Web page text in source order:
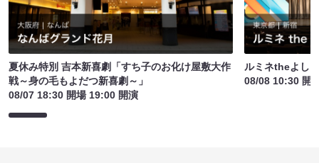
夏休み特別 吉本新喜劇「すち子のお化け屋敷大作
戦～身の毛もよだつ新喜劇～」
08/07 18:30 開場 19:00 開演
ルミネtheよし
08/08 10:30 開